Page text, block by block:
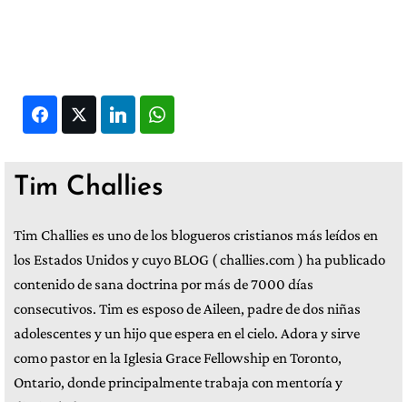
FacebookTwitter LinkedIn
Tim Challies
Tim Challies es uno de los blogueros cristianos más leídos en
los Estados Unidos y cuyo BLOG ( challies.com ) ha publicado
contenido de sana doctrina por más de 7000 días
consecutivos. Tim es esposo de Aileen, padre de dos niñas
adolescentes y un hijo que espera en el cielo. Adora y sirve
como pastor en la Iglesia Grace Fellowship en Toronto,
Ontario, donde principalmente trabaja con mentoría y